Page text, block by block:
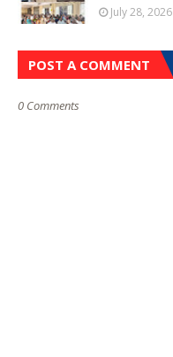
July 28, 2026
POST A COMMENT
0 Comments